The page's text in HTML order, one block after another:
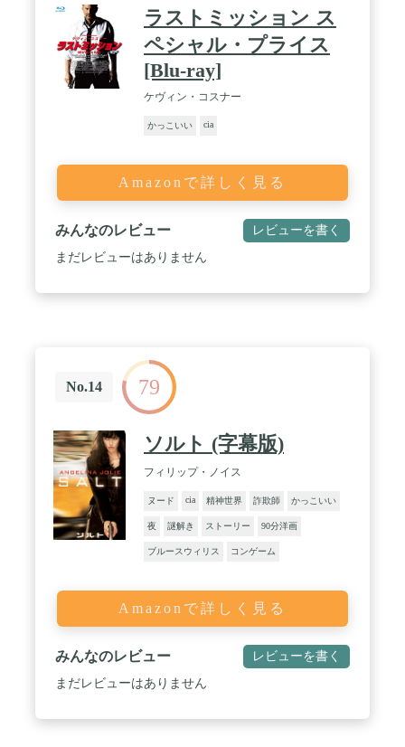
ラストミッション ス
ペシャル・プライス
[Blu-ray]
ケヴィン・コスナー
かっこいい cia
Amazonで詳しく見る
みんなのレビュー レビューを書く
まだレビューはありません
No.14 79
ソルト (字幕版)
フィリップ・ノイス
ヌード cia 精神世界 詐欺師 かっこいい
夜 謎解き ストーリー 90分洋画
ブルースウィリス コンゲーム
Amazonで詳しく見る
みんなのレビュー レビューを書く
まだレビューはありません